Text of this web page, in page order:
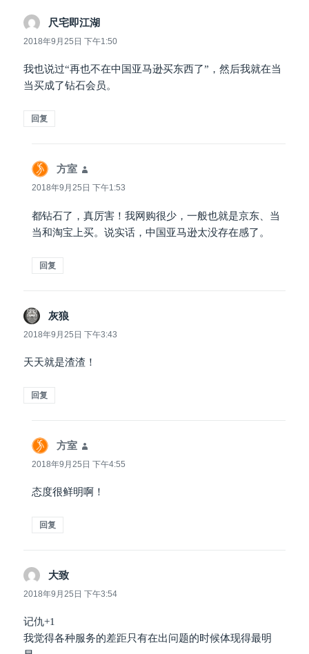
尺宅即江湖
道：
2018年9月25日 下午1:50
我也说过“再也不在中国亚马逊买东西了”，然后我就在当
当买成了钻石会员。
回复
方室
道：
2018年9月25日 下午1:53
都钻石了，真厉害！我网购很少，一般也就是京东、当
当和淘宝上买。说实话，中国亚马逊太没存在感了。
回复
灰狼
道：
2018年9月25日 下午3:43
天天就是渣渣！
回复
方室
道：
2018年9月25日 下午4:55
态度很鲜明啊！
回复
大致
道：
2018年9月25日 下午3:54
记仇+1
我觉得各种服务的差距只有在出问题的时候体现得最明